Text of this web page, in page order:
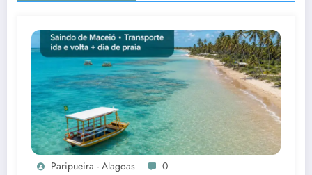
Paripueira - Alagoas 0